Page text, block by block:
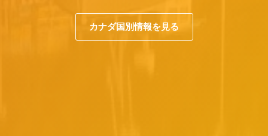
カナダ国別情報を見る